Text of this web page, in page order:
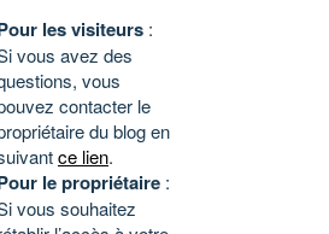
les visiteurs :
vous avez des
vous
contacter le
du blog en
ce lien.
le propriétaire :
vous souhaitez